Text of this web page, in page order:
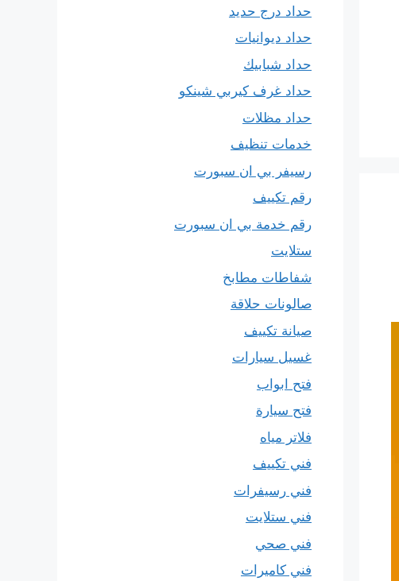
حداد درج حديد
حداد ديوانيات
حداد شبابيك
حداد غرف كيربي شينكو
حداد مظلات
خدمات تنظيف
رسيفر بي ان سبورت
رقم تكييف
رقم خدمة بي ان سبورت
ستلايت
شفاطات مطابخ
صالونات حلاقة
صيانة تكييف
غسيل سيارات
فتح ابواب
فتح سيارة
فلاتر مياه
فني تكييف
فني رسيفرات
فني ستلايت
فني صحي
فني كاميرات